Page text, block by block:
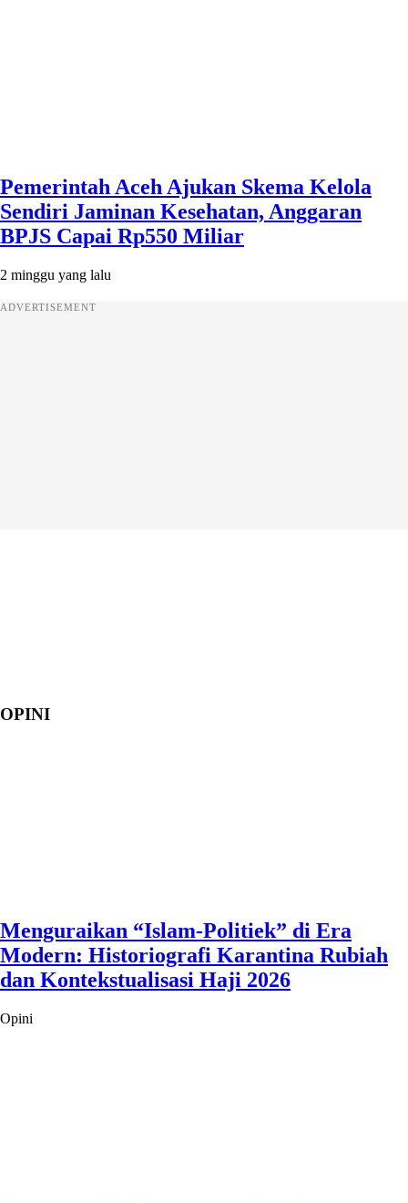
Pemerintah Aceh Ajukan Skema Kelola
Sendiri Jaminan Kesehatan, Anggaran
BPJS Capai Rp550 Miliar
2 minggu yang lalu
ADVERTISEMENT
OPINI
Menguraikan “Islam-Politiek” di Era
Modern: Historiografi Karantina Rubiah
dan Kontekstualisasi Haji 2026
Opini